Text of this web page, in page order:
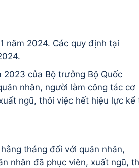
năm 2024. Các quy định tại
của Bộ trưởng Bộ Quốc
nhân, người làm công tác cơ
ngũ, thôi việc hết hiệu lực kể
tháng đối với quân nhân,
nhân đã phục viên, xuất ngũ,